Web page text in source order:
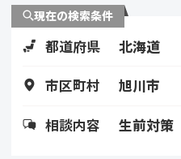
現在の検索条件
都道府県 北海道
市区町村 旭川市
相談内容 生前対策